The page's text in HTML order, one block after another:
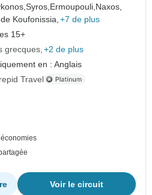
Syros, Ermoupouli, Naxos,
Koufonissia, +7 de plus
15+
grecques +2 de plus
en : Anglais
Travel
Voir le circuit